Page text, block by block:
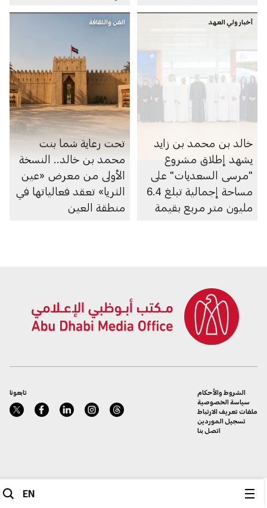
EN
أخبار ولي العهد
خالد بن محمد بن زايد
يشهد إطلاق مشروع
"مرسى السعديات" على
مساحة إجمالية تبلغ 6.4
مليون متر مربع بقيمة
الفن والثقافة
تحت رعاية شما بنت
محمد بن خالد.. النسخة
الأولى من معرض «عين
الثريا» تعقد فعالياتها في
منطقة العين
تابعونا
الشروط والأحكام
سياسة الخصوصية
ملفات تعريف الارتباط
تسجيل الموردين
اتصل بنا